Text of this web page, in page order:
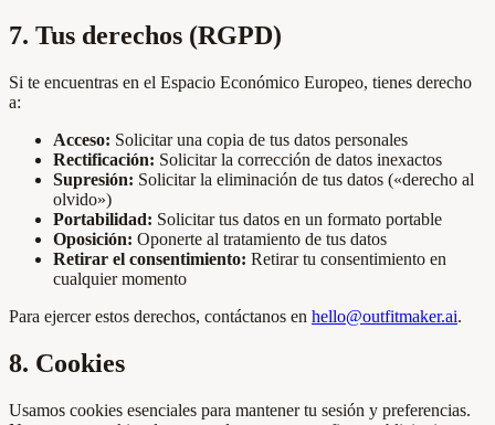
7. Tus derechos (RGPD)
Si te encuentras en el Espacio Económico Europeo, tienes derecho
a:
Acceso: Solicitar una copia de tus datos personales
Rectificación: Solicitar la corrección de datos inexactos
Supresión: Solicitar la eliminación de tus datos («derecho al
olvido»)
Portabilidad: Solicitar tus datos en un formato portable
Oposición: Oponerte al tratamiento de tus datos
Retirar el consentimiento: Retirar tu consentimiento en
cualquier momento
Para ejercer estos derechos, contáctanos en hello@outfitmaker.ai.
8. Cookies
Usamos cookies esenciales para mantener tu sesión y preferencias.